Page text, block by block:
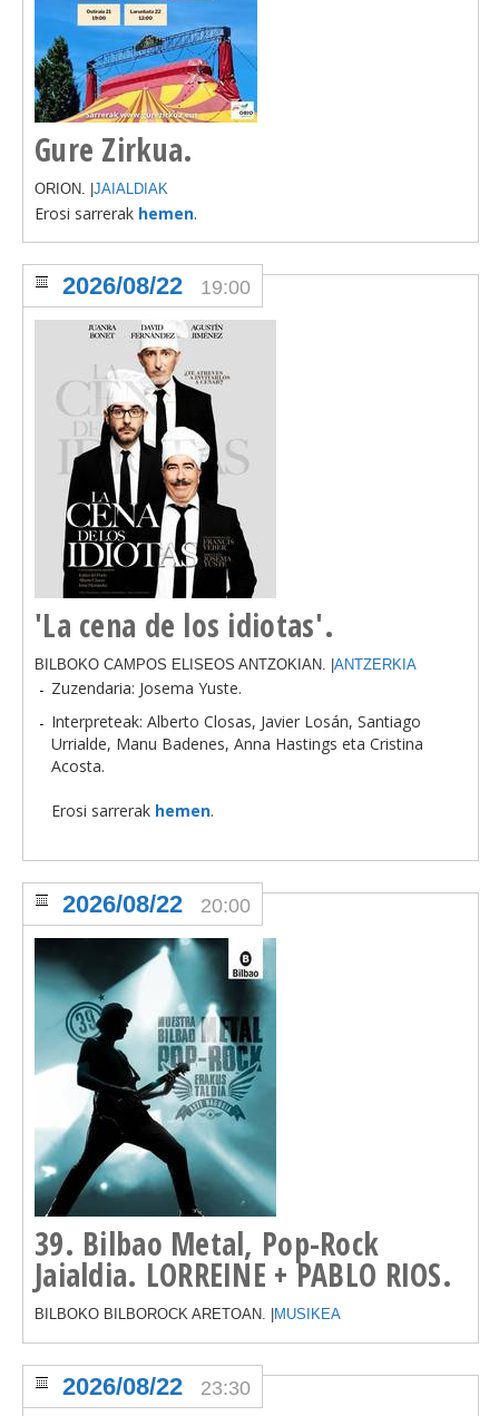
Gure Zirkua.
ORION. | JAIALDIAK
Erosi sarrerak hemen.
'La cena de los idiotas'.
2026/08/22 19:00
BILBOKO CAMPOS ELISEOS ANTZOKIAN. | ANTZERKIA
Zuzendaria: Josema Yuste.
Interpreteak: Alberto Closas, Javier Losán, Santiago
Urrialde, Manu Badenes, Anna Hastings eta Cristina
Acosta.
Erosi sarrerak hemen.
39. Bilbao Metal, Pop-Rock
Jaialdia. LORREINE + PABLO RIOS.
2026/08/22 20:00
BILBOKO BILBOROCK ARETOAN. | MUSIKEA
2026/08/22 23:30